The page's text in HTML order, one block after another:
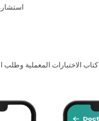
كتاب الاختبارات المعملية وطلب